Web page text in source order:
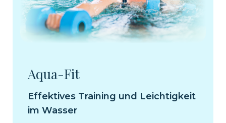
Aqua-Fit
Effektives Training und Leichtigkeit
im Wasser